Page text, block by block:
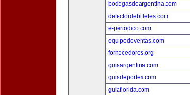
bodegasdeargentina.com
detectordebilletes.com
e-periodico.com
equipodeventas.com
fornecedores.org
guiaargentina.com
guiadeportes.com
guiaflorida.com